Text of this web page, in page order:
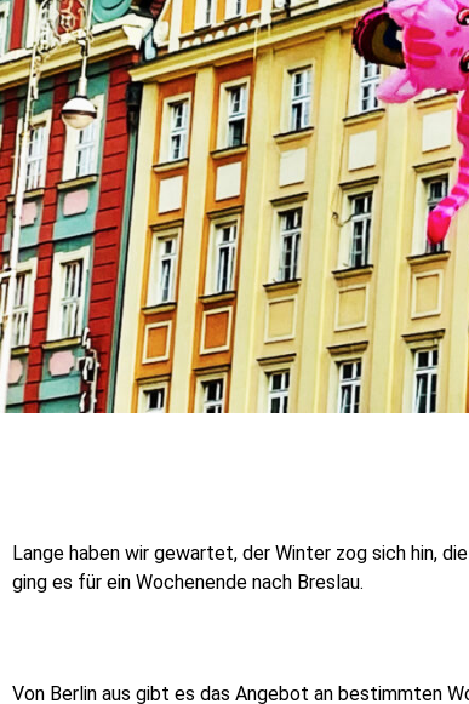
Lange haben wir gewartet, der Winter zog sich hin,
ging es für ein Wochenende nach Breslau.
Von Berlin aus gibt es das Angebot an bestimmten